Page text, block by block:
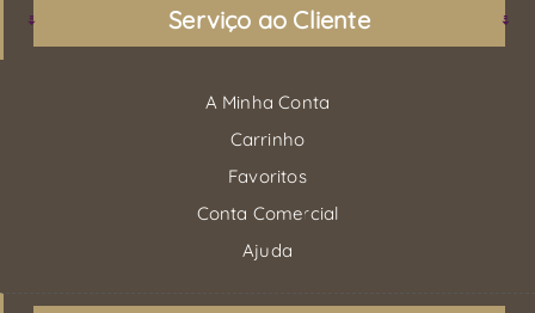
Serviço ao Cliente
A Minha Conta
Carrinho
Favoritos
Conta Comercial
Ajuda